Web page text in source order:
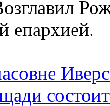
епархией.